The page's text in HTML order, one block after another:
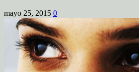
mayo 25, 2015 0